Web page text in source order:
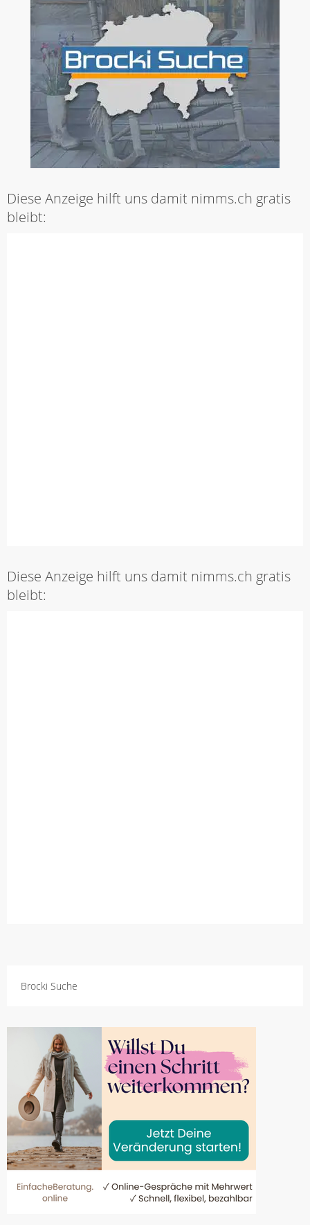
Diese Anzeige hilft uns damit nimms.ch gratis
bleibt:
Diese Anzeige hilft uns damit nimms.ch gratis
bleibt:
Brocki Suche